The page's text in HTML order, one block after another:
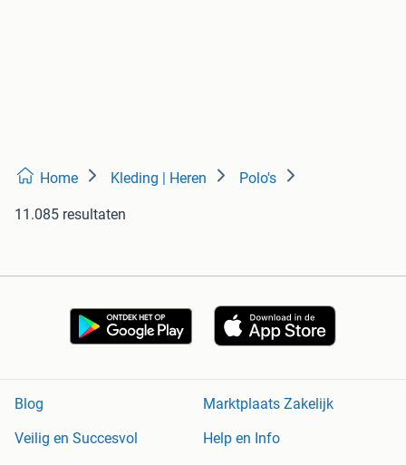
Home Kleding | Heren Polo's
11.085 resultaten
Blog
Marktplaats Zakelijk
Veilig en Succesvol
Help en Info